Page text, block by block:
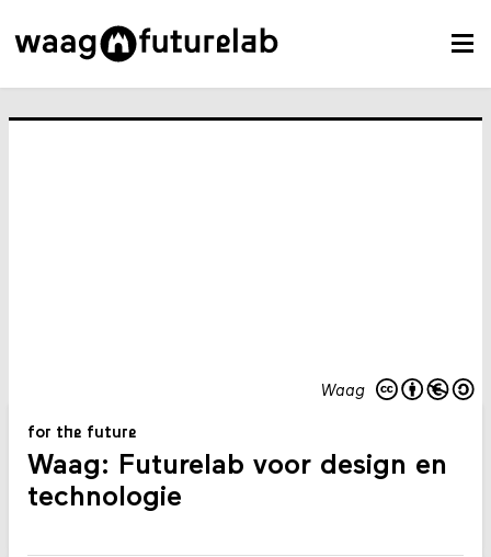
Waag
for the future
Waag: Futurelab voor design en
technologie